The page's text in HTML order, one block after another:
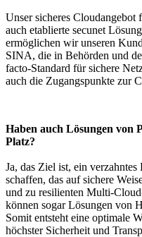
Unser sicheres Cloudangebot
auch etablierte secunet
ermöglichen wir unseren
SINA, die in Behörden und
facto-Standard für sichere
auch die Zugangspunkte zur
Haben auch Lösungen von
Platz?
Ja, das Ziel ist, ein
schaffen, das auf sichere
und zu resilienten Multi-
können sogar Lösungen von
Somit entsteht eine optimale
höchster Sicherheit und